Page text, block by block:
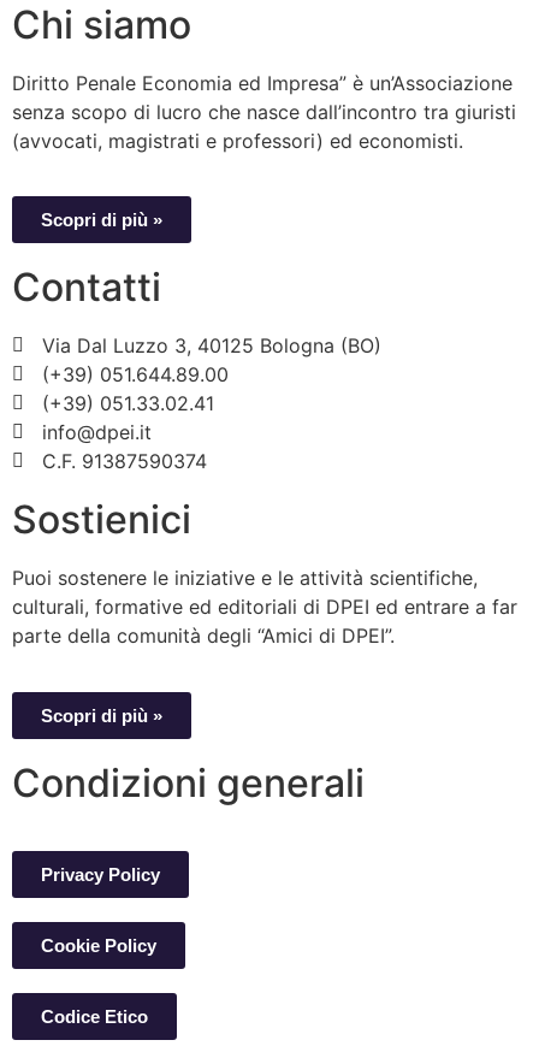
Chi siamo
Diritto Penale Economia ed Impresa” è un’Associazione
senza scopo di lucro che nasce dall’incontro tra giuristi
(avvocati, magistrati e professori) ed economisti.
Scopri di più »
Contatti
Via Dal Luzzo 3, 40125 Bologna (BO)
(+39) 051.644.89.00
(+39) 051.33.02.41
info@dpei.it
C.F. 91387590374
Sostienici
Puoi sostenere le iniziative e le attività scientifiche,
culturali, formative ed editoriali di DPEI ed entrare a far
parte della comunità degli “Amici di DPEI”.
Scopri di più »
Condizioni generali
Privacy Policy
Cookie Policy
Codice Etico